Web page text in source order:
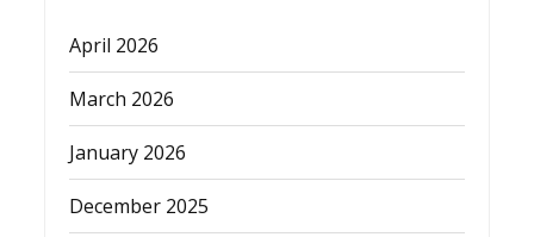
April 2026
March 2026
January 2026
December 2025